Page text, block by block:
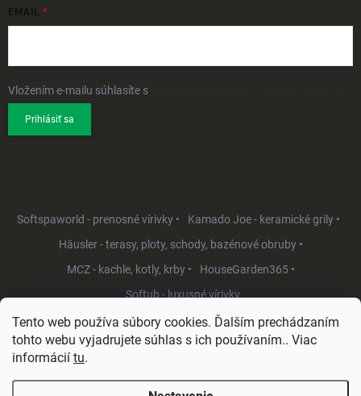
Tento web používa súbory cookies. Ďalším prechádzaním
tohto webu vyjadrujete súhlas s ich používaním.. Viac
informácií tu.
EMAIL
Vložením e-mailu súhlasíte s
Prihlásiť sa
Softspaworld - prenosné vírivky •
Kamado Joe - keramické grily •
Häusler - terasy, ploty, schody, bazénové obruby •
MCZ - kachle, kotly, krby •
HouseGarden365 •
Softub - luxusné vírivky